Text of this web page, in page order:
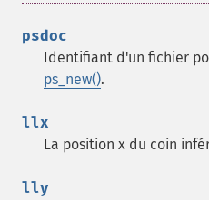
psdoc
Identifiant d'un fichier
ps_new().
llx
La position x du coin
lly